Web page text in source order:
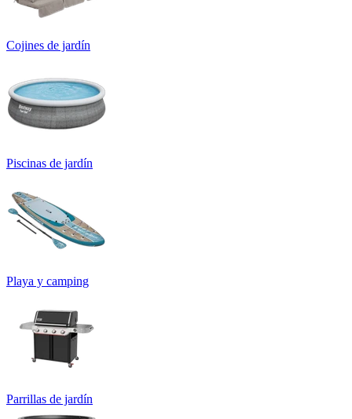
Cojines de jardín
Piscinas de jardín
Playa y camping
Parrillas de jardín